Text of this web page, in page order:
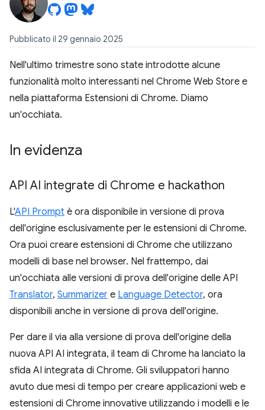
Pubblicato il 29 gennaio 2025
Nell'ultimo trimestre sono state introdotte alcune
funzionalità molto interessanti nel Chrome Web Store e
nella piattaforma Estensioni di Chrome. Diamo
un'occhiata.
In evidenza
API AI integrate di Chrome e hackathon
L'API Prompt è ora disponibile in versione di prova
dell'origine esclusivamente per le estensioni di Chrome.
Ora puoi creare estensioni di Chrome che utilizzano
modelli di base nel browser. Nel frattempo, dai
un'occhiata alle versioni di prova dell'origine delle API
Translator, Summarizer e Language Detector, ora
disponibili anche in versione di prova dell'origine.
Per dare il via alla versione di prova dell'origine della
nuova API AI integrata, il team di Chrome ha lanciato la
sfida AI integrata di Chrome. Gli sviluppatori hanno
avuto due mesi di tempo per creare applicazioni web e
estensioni di Chrome innovative utilizzando i modelli e le